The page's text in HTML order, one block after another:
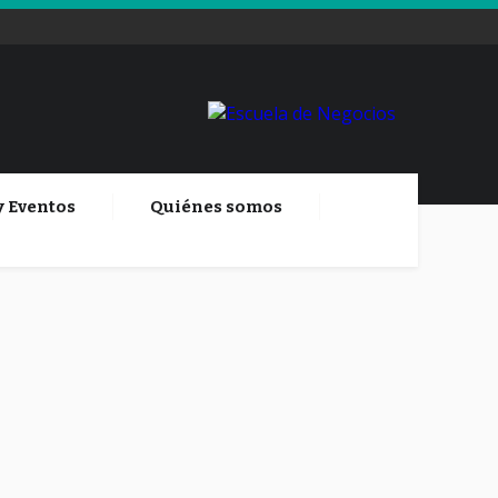
Eventos
Quiénes somos